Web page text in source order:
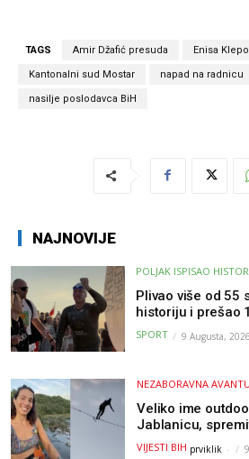
TAGS Amir Džafić presuda Enisa
Kantonalni sud Mostar napad na radnicu
nasilje poslodavca BiH
NAJNOVIJE
POLJAK ISPISAO
Plivao više od 55
historiju i prešao
mora – a podvig
od raka
SPORT 9 Augusta, 2026
NEZABORAVNA
Veliko ime
Jablanicu,
avanturu (VIDEO) !
VIJESTI BIH prviklik -